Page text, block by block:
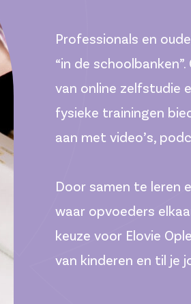
Professionals en
“in de
van online zelfstudie
fysieke trainingen
aan met video’s,
Door samen te leren
waar opvoeders
keuze voor Elovie
van kinderen en til je